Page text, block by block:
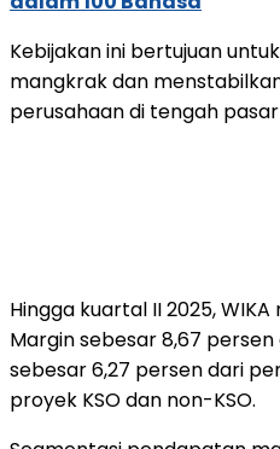
Kebijakan ini bertujuan
mangkrak dan
perusahaan di tengah
Hingga kuartal II 2025,
Margin sebesar 8,67 persen
sebesar 6,27 persen dari
proyek KSO dan non-KSO.